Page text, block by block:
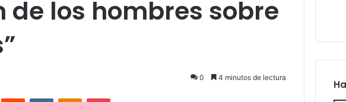
los hombres sobre
0 4 minutos de lectura
Reddit VKontakteOdnoklassniki
Pocket